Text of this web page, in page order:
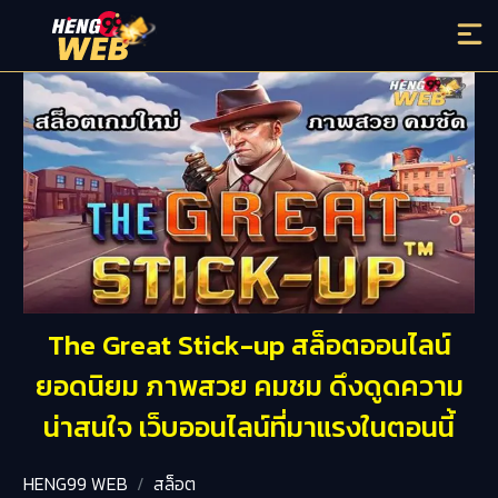
The Great Stick-up สล็อตออนไลน์
ยอดนิยม ภาพสวย คมชม ดึงดูดความ
น่าสนใจ เว็บออนไลน์ที่มาแรงในตอนนี้
HENG99 WEB สล็อต